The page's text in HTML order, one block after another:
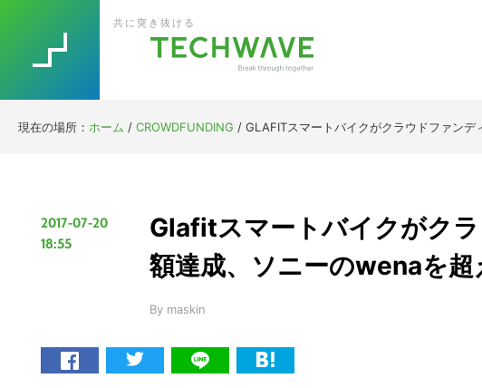
to
primary
to
main
to
primary
to
footer
共に突き抜ける
現在の場所： ホーム / CROWDFUNDING / GLAFITスマートバイクがクラウドファン
2017-07-20
18:55
Glafitスマートバイクがク
額達成、ソニーのwenaを超
By maskin